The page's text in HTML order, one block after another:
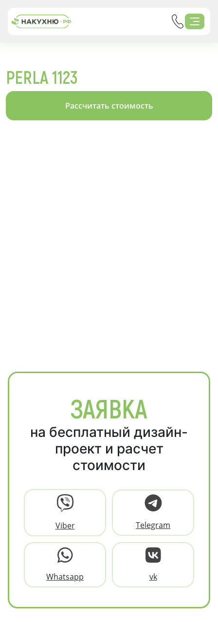
PERLA 1123
Рассчитать стоимость
ЗАЯВКА
на бесплатный дизайн-
проект и расчет
стоимости
Viber Telegram
Whatsapp vk